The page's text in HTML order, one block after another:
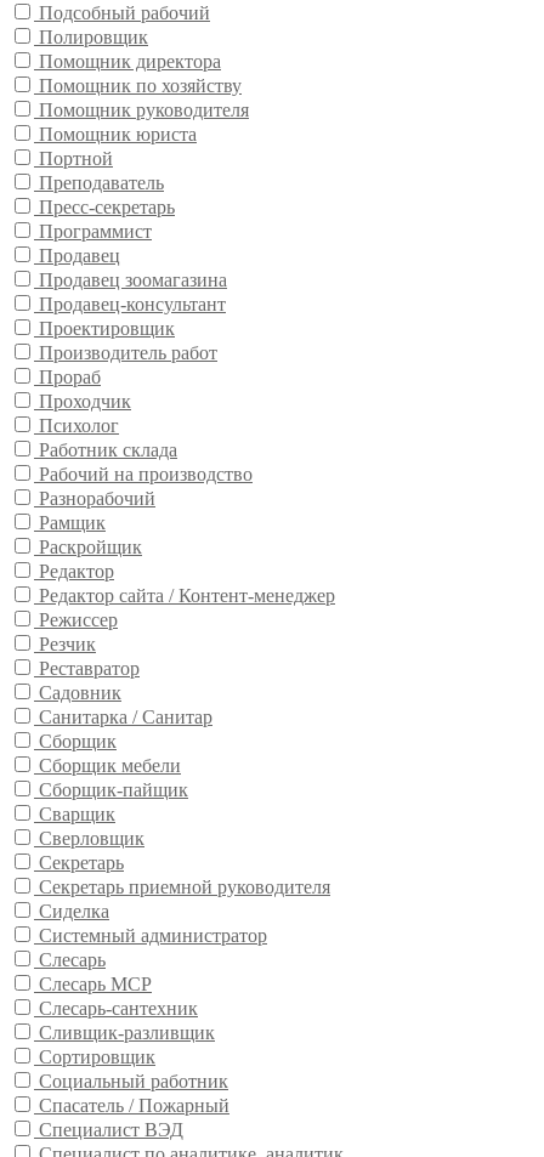
Подсобный рабочий
Полировщик
Помощник директора
Помощник по хозяйству
Помощник руководителя
Помощник юриста
Портной
Преподаватель
Пресс-секретарь
Программист
Продавец
Продавец зоомагазина
Продавец-консультант
Проектировщик
Производитель работ
Прораб
Проходчик
Психолог
Работник склада
Рабочий на производство
Разнорабочий
Рамщик
Раскройщик
Редактор
Редактор сайта / Контент-менеджер
Режиссер
Резчик
Реставратор
Садовник
Санитарка / Санитар
Сборщик
Сборщик мебели
Сборщик-пайщик
Сварщик
Сверловщик
Секретарь
Секретарь приемной руководителя
Сиделка
Системный администратор
Слесарь
Слесарь МСР
Слесарь-сантехник
Сливщик-разливщик
Сортировщик
Социальный работник
Спасатель / Пожарный
Специалист ВЭД